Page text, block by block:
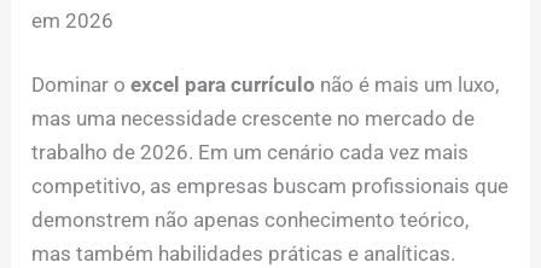
em 2026
Dominar oexcel para currículo não é mais um luxo,
mas uma necessidade crescente no mercado de
trabalho de 2026. Em um cenário cada vez mais
competitivo, as empresas buscam profissionais que
demonstrem não apenas conhecimento teórico,
mas também habilidades práticas e analíticas.